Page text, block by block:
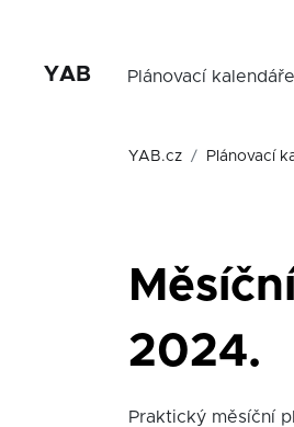
YAB Plánovací kalendáře
YAB.cz Plánovací
2024.
Praktický měsíční